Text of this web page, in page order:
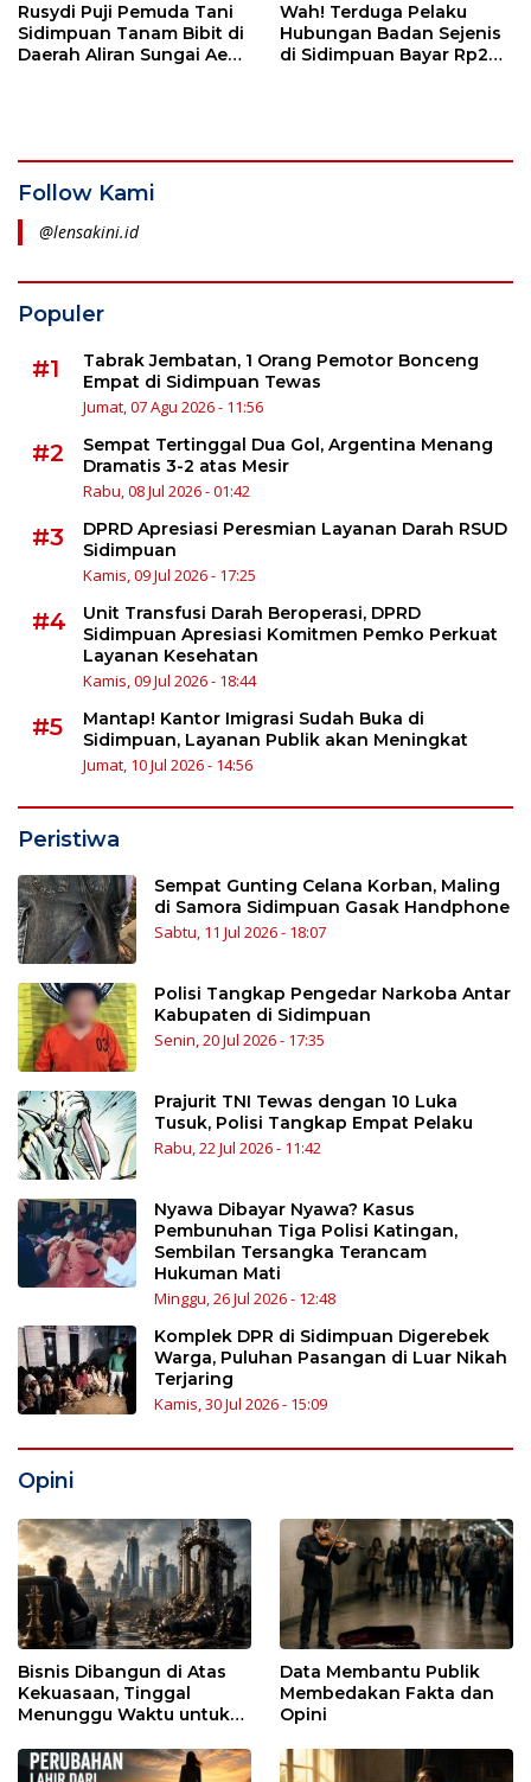
Rusydi Puji Pemuda Tani
Sidimpuan Tanam Bibit di
Daerah Aliran Sungai Aek
Wah! Terduga Pelaku
Hubungan Badan Sejenis
di Sidimpuan Bayar Rp2
Follow Kami
@lensakini.id
Populer
#1
Tabrak Jembatan, 1 Orang Pemotor Bonceng
Empat di Sidimpuan Tewas
Jumat, 07 Agu 2026 - 11:56
#2
Sempat Tertinggal Dua Gol, Argentina Menang
Dramatis 3-2 atas Mesir
Rabu, 08 Jul 2026 - 01:42
#3
DPRD Apresiasi Peresmian Layanan Darah RSUD
Sidimpuan
Kamis, 09 Jul 2026 - 17:25
#4
Unit Transfusi Darah Beroperasi, DPRD
Sidimpuan Apresiasi Komitmen Pemko Perkuat
Layanan Kesehatan
Kamis, 09 Jul 2026 - 18:44
#5
Mantap! Kantor Imigrasi Sudah Buka di
Sidimpuan, Layanan Publik akan Meningkat
Jumat, 10 Jul 2026 - 14:56
Peristiwa
Sempat Gunting Celana Korban, Maling
di Samora Sidimpuan Gasak Handphone
Sabtu, 11 Jul 2026 - 18:07
Polisi Tangkap Pengedar Narkoba Antar
Kabupaten di Sidimpuan
Senin, 20 Jul 2026 - 17:35
Prajurit TNI Tewas dengan 10 Luka
Tusuk, Polisi Tangkap Empat Pelaku
Rabu, 22 Jul 2026 - 11:42
Nyawa Dibayar Nyawa? Kasus
Pembunuhan Tiga Polisi Katingan,
Sembilan Tersangka Terancam
Hukuman Mati
Minggu, 26 Jul 2026 - 12:48
Komplek DPR di Sidimpuan Digerebek
Warga, Puluhan Pasangan di Luar Nikah
Terjaring
Kamis, 30 Jul 2026 - 15:09
Opini
Bisnis Dibangun di Atas
Kekuasaan, Tinggal
Menunggu Waktu untuk
Data Membantu Publik
Membedakan Fakta dan
Opini